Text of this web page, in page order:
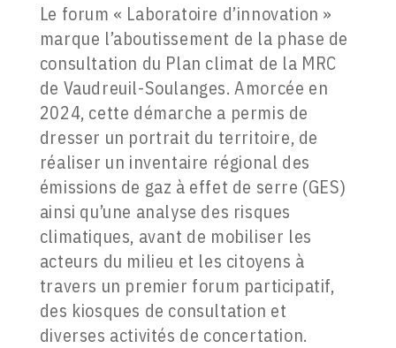
Le forum « Laboratoire d’innovation »
marque l’aboutissement de la phase de
consultation du Plan climat de la MRC
de Vaudreuil-Soulanges. Amorcée en
2024, cette démarche a permis de
dresser un portrait du territoire, de
réaliser un inventaire régional des
émissions de gaz à effet de serre (GES)
ainsi qu’une analyse des risques
climatiques, avant de mobiliser les
acteurs du milieu et les citoyens à
travers un premier forum participatif,
des kiosques de consultation et
diverses activités de concertation.